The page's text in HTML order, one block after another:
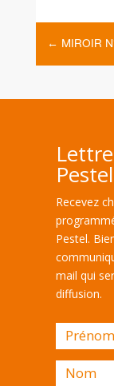
← MIROIR
Pestel
Recevez
Pestel.
mail qui
diffusion.